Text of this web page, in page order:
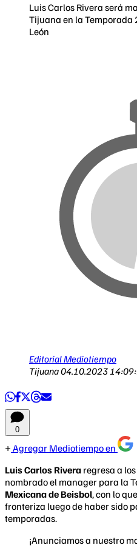
Luis Carlos Rivera será
Tijuana en la Temporada
León
Editorial Mediotiempo
Tijuana04.10.2023
0
Agregar Mediotiempo en
Luis Carlos Rivera regresa a los
nombrado el manager para la
Mexicana de Beisbol, con lo
fronteriza luego de haber sido
temporadas.
¡Anunciamos a nuestro